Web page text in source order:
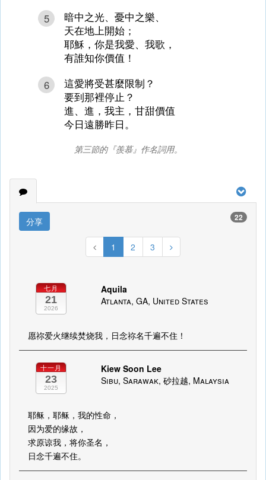
5
暗中之光、憂中之樂、
天在地上開始；
耶穌，你是我愛、我歌，
有誰知你價值！
6
這愛將受甚麼限制？
要到那裡停止？
進、進，我主，甘甜價值
今日遠勝昨日。
第三節的『羨慕』作名詞用。
分享 22
1 2 3
七月
21
2026
Aquila
Atlanta, GA, United States
愿祢爱火继续焚烧我，日念祢名千遍不住！
十一月
23
2025
Kiew Soon Lee
Sibu, Sarawak, 砂拉越, Malaysia
耶稣，耶稣，我的性命，
因为爱的缘故，
求原谅我，将你圣名，
日念千遍不住。